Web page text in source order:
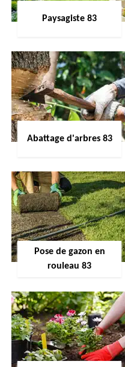
Paysagiste 83
Abattage d'arbres 83
Pose de gazon en
rouleau 83